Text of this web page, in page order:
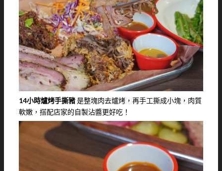
14小時爐烤手撕豬是整塊肉去爐烤，再手工撕成小塊，肉質
軟嫩，搭配店家的自製沾醬更好吃！